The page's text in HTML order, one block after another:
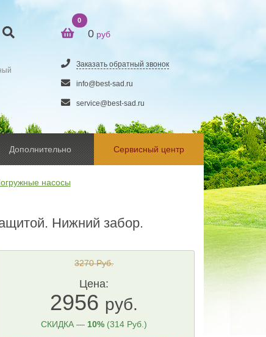
0
0 руб
Заказать обратный звонок
info@best-sad.ru
service@best-sad.ru
Дополнительно Сервисный центр
насосы
Нижний забор.
3270 Руб.
Цена:
2956 руб.
СКИДКА — 10% (314 Руб.)